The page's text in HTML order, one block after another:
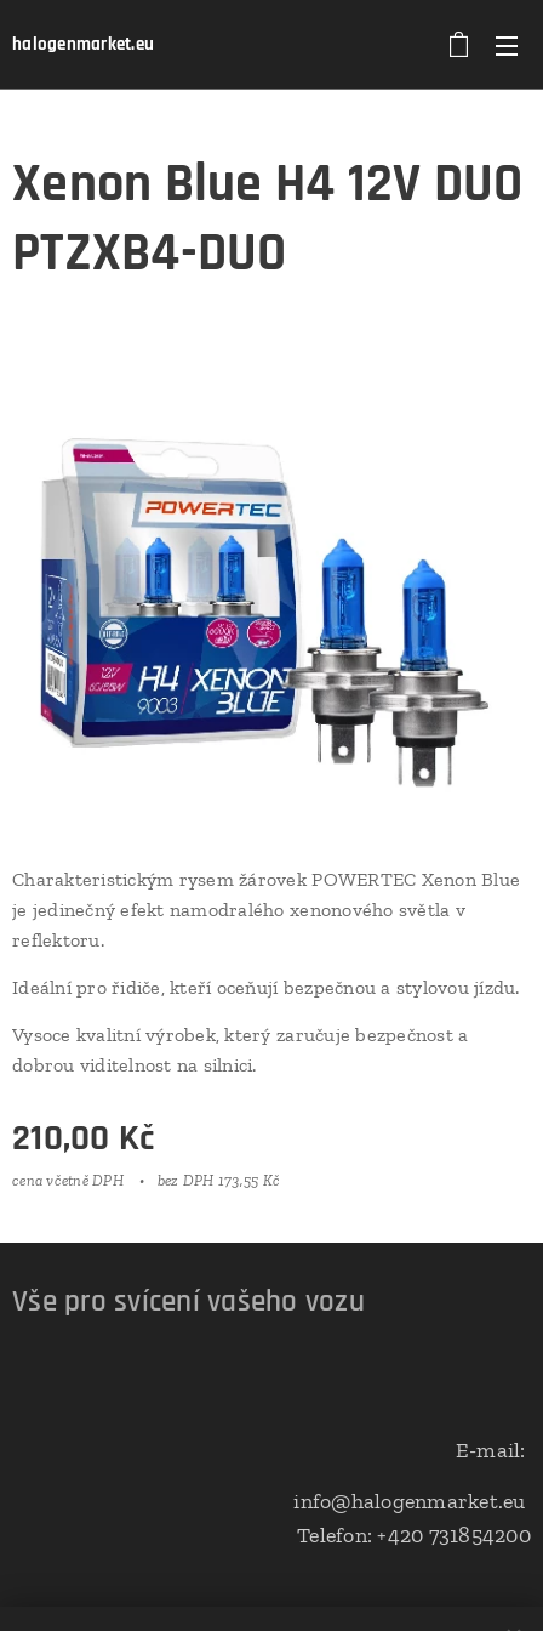
halogenmarket.eu
Xenon Blue H4 12V DUO
PTZXB4-DUO
Charakteristickým rysem žárovek POWERTEC Xenon Blue
je jedinečný efekt namodralého xenonového světla v
reflektoru.
Ideální pro řidiče, kteří oceňují bezpečnou a stylovou jízdu.
Vysoce kvalitní výrobek, který zaručuje bezpečnost a
dobrou viditelnost na silnici.
210,00 Kč
cena včetně DPH bez DPH 173,55 Kč
Vše pro svícení vašeho vozu
E-mail:
info@halogenmarket.eu
Telefon: +420 731854200